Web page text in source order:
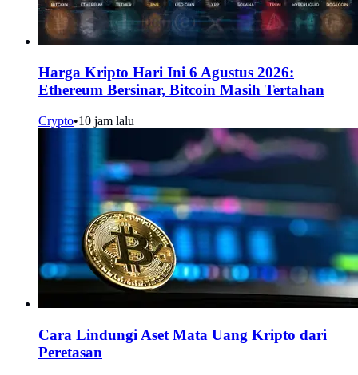
Harga Kripto Hari Ini 6 Agustus 2026:
Ethereum Bersinar, Bitcoin Masih Tertahan
Crypto•10 jam lalu
Cara Lindungi Aset Mata Uang Kripto dari
Peretasan